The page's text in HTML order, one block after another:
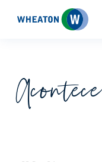
Wheaton
Acontece